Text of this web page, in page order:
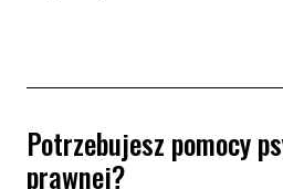
Potrzebujesz pomocy
prawnej?